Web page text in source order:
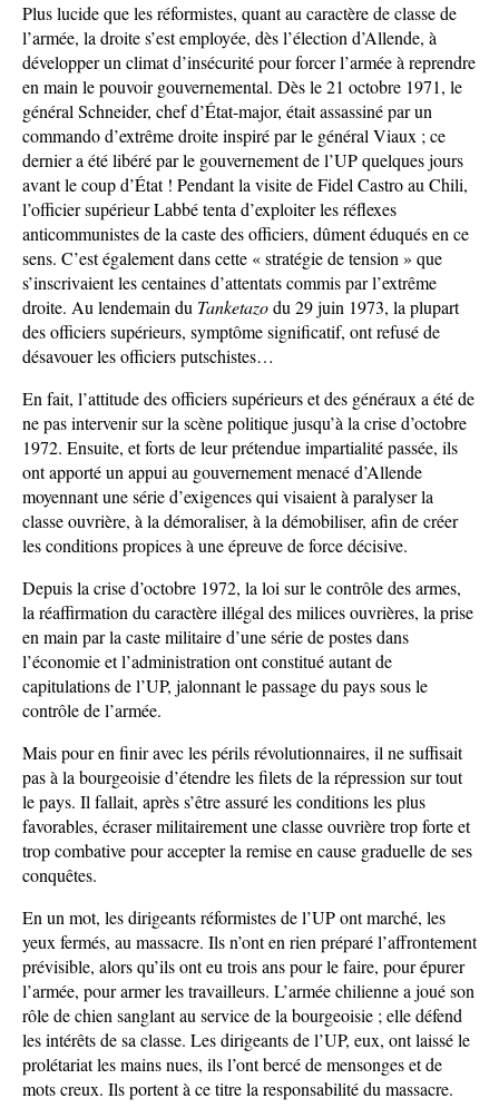
Plus lucide que les réformistes, quant au caractère de classe de
l’armée, la droite s’est employée, dès l’élection d’Allende, à
développer un climat d’insécurité pour forcer l’armée à reprendre
en main le pouvoir gouvernemental. Dès le 21 octobre 1971, le
général Schneider, chef d’État-major, était assassiné par un
commando d’extrême droite inspiré par le général Viaux ; ce
dernier a été libéré par le gouvernement de l’UP quelques jours
avant le coup d’État ! Pendant la visite de Fidel Castro au Chili,
l’officier supérieur Labbé tenta d’exploiter les réflexes
anticommunistes de la caste des officiers, dûment éduqués en ce
sens. C’est également dans cette « stratégie de tension » que
s’inscrivaient les centaines d’attentats commis par l’extrême
droite. Au lendemain du Tanketazodu 29 juin 1973, la plupart
des officiers supérieurs, symptôme significatif, ont refusé de
désavouer les officiers putschistes…
En fait, l’attitude des officiers supérieurs et des généraux a été de
ne pas intervenir sur la scène politique jusqu’à la crise d’octobre
1972. Ensuite, et forts de leur prétendue impartialité passée, ils
ont apporté un appui au gouvernement menacé d’Allende
moyennant une série d’exigences qui visaient à paralyser la
classe ouvrière, à la démoraliser, à la démobiliser, afin de créer
les conditions propices à une épreuve de force décisive.
Depuis la crise d’octobre 1972, la loi sur le contrôle des armes,
la réaffirmation du caractère illégal des milices ouvrières, la prise
en main par la caste militaire d’une série de postes dans
l’économie et l’administration ont constitué autant de
capitulations de l’UP, jalonnant le passage du pays sous le
contrôle de l’armée.
Mais pour en finir avec les périls révolutionnaires, il ne suffisait
pas à la bourgeoisie d’étendre les filets de la répression sur tout
le pays. Il fallait, après s’être assuré les conditions les plus
favorables, écraser militairement une classe ouvrière trop forte et
trop combative pour accepter la remise en cause graduelle de ses
conquêtes.
En un mot, les dirigeants réformistes de l’UP ont marché, les
yeux fermés, au massacre. Ils n’ont en rien préparé l’affrontement
prévisible, alors qu’ils ont eu trois ans pour le faire, pour épurer
l’armée, pour armer les travailleurs. L’armée chilienne a joué son
rôle de chien sanglant au service de la bourgeoisie ; elle défend
les intérêts de sa classe. Les dirigeants de l’UP, eux, ont laissé le
prolétariat les mains nues, ils l’ont bercé de mensonges et de
mots creux. Ils portent à ce titre la responsabilité du massacre.